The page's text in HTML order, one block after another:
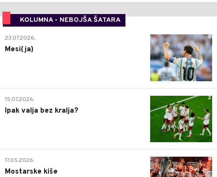
KOLUMNA - NEBOJŠA ŠATARA
0
23.07.2026.
Mesi(ja)
2
15.07.2026.
Ipak valja bez kralja?
0
17.05.2026.
Mostarske kiše